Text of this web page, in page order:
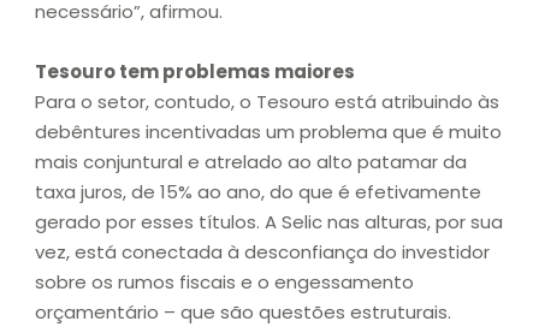
necessário”, afirmou.
Tesouro tem problemas maiores
Para o setor, contudo, o Tesouro está atribuindo às
debêntures incentivadas um problema que é muito
mais conjuntural e atrelado ao alto patamar da
taxa juros, de 15% ao ano, do que é efetivamente
gerado por esses títulos. A Selic nas alturas, por sua
vez, está conectada à desconfiança do investidor
sobre os rumos fiscais e o engessamento
orçamentário – que são questões estruturais.